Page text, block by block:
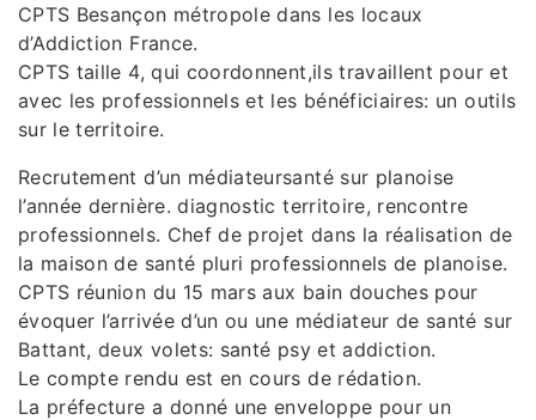
CPTS Besançon métropole dans les locaux
d’Addiction France.
CPTS taille 4, qui coordonnent,ils travaillent pour et
avec les professionnels et les bénéficiaires: un outils
sur le territoire.
Recrutement d’un médiateursanté sur planoise
l’année dernière. diagnostic territoire, rencontre
professionnels. Chef de projet dans la réalisation de
la maison de santé pluri professionnels de planoise.
CPTS réunion du 15 mars aux bain douches pour
évoquer l’arrivée d’un ou une médiateur de santé sur
Battant, deux volets: santé psy et addiction.
Le compte rendu est en cours de rédation.
La préfecture a donné une enveloppe pour un